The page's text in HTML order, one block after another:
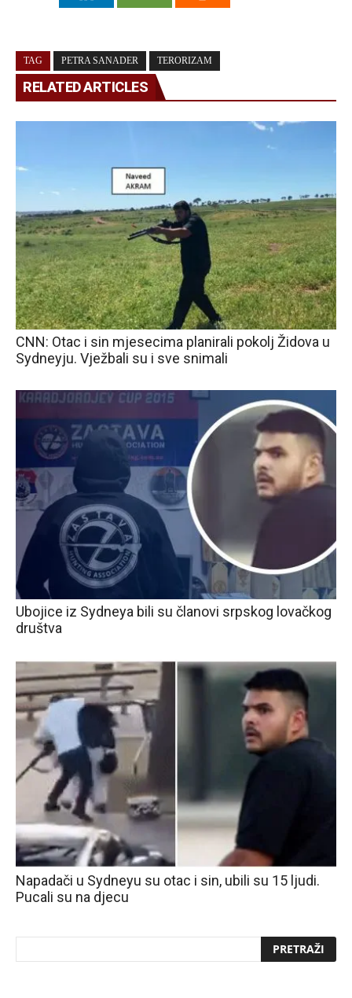
TAG PETRA SANADER TERORIZAM
RELATED ARTICLES
CNN: Otac i sin mjesecima planirali pokolj Židova u
Sydneyju. Vježbali su i sve snimali
Ubojice iz Sydneya bili su članovi srpskog lovačkog
društva
Napadači u Sydneyu su otac i sin, ubili su 15 ljudi.
Pucali su na djecu